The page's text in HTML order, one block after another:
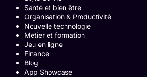
Santé et bien être
Organisation & Productivité
Nouvelle technologie
Métier et formation
Jeu en ligne
Finance
Blog
App Showcase